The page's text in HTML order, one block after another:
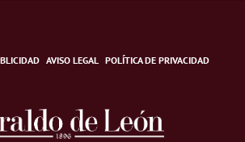
AVISO LEGAL POLÍTICA DE PRIVACIDAD